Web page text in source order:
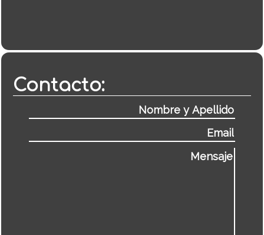
Contacto: